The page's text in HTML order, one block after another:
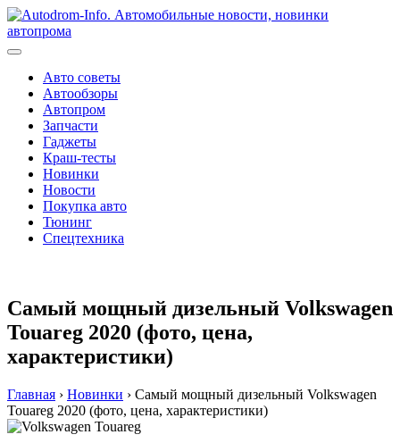
Перейти
к
содержимому
Авто советы
Автообзоры
Автопром
Запчасти
Гаджеты
Краш-тесты
Новинки
Новости
Покупка авто
Тюнинг
Спецтехника
Самый мощный дизельный Volkswagen
Touareg 2020 (фото, цена,
характеристики)
Главная › Новинки › Самый мощный дизельный Volkswagen
Touareg 2020 (фото, цена, характеристики)